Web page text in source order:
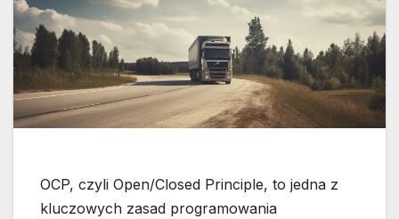
OCP, czyli Open/Closed Principle, to jedna z
kluczowych zasad programowania